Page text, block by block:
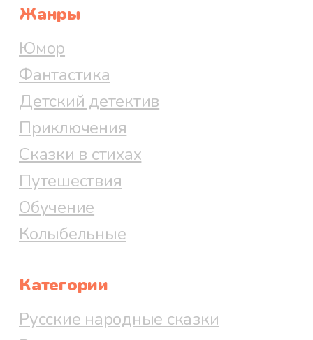
Жанры
Юмор
Фантастика
Детский детектив
Приключения
Сказки в стихах
Путешествия
Обучение
Колыбельные
Категории
Русские народные сказки